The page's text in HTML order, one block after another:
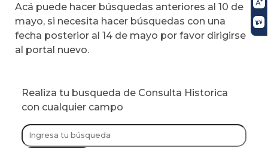
Acá puede hacer búsquedas anteriores al 10 de
mayo, si necesita hacer búsquedas con una
fecha posterior al 14 de mayo por favor dirigirse
al portal nuevo.
Realiza tu busqueda de Consulta Historica
con cualquier campo